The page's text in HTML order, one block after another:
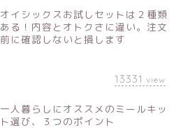
オイシックスお試しセットは２種類
ある！内容とオトクさに違い。注文
前に確認しないと損します
13331 view
一人暮らしにオススメのミールキッ
ト選び、３つのポイント